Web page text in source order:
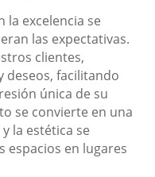
la excelencia se
las expectativas.
clientes,
deseos, facilitando
única de su
se convierte en una
la estética se
en lugares